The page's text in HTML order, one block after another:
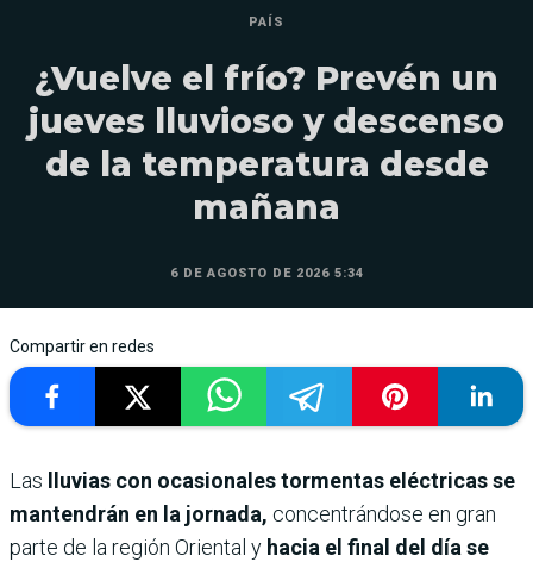
PAÍS
¿Vuelve el frío? Prevén un
jueves lluvioso y descenso
de la temperatura desde
mañana
6 DE AGOSTO DE 2026 5:34
Compartir en redes
Las
lluvias con ocasionales tormentas eléctricas se
mantendrán en la jornada, concentrándose en gran
parte de la región Oriental y hacia el final del día se